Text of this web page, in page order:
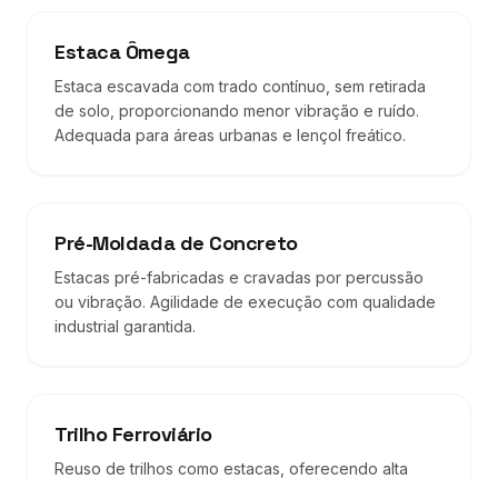
Estaca Ômega
Estaca escavada com trado contínuo, sem retirada
de solo, proporcionando menor vibração e ruído.
Adequada para áreas urbanas e lençol freático.
Pré-Moldada de Concreto
Estacas pré-fabricadas e cravadas por percussão
ou vibração. Agilidade de execução com qualidade
industrial garantida.
Trilho Ferroviário
Reuso de trilhos como estacas, oferecendo alta